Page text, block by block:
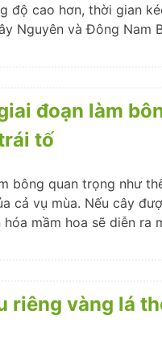
độ cao hơn, thời gian
Nguyên và Đông Nam
đoạn làm
tố
bông quan trọng như
cả vụ mùa. Nếu cây
mầm hoa sẽ diễn ra
riêng vàng lá